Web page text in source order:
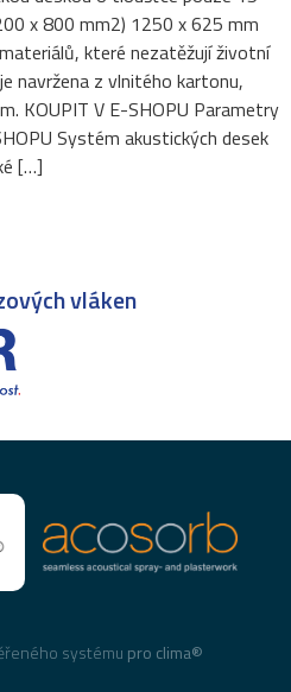
x 800 mm2) 1250 x 625 mm
které nezatěžují životní
navržena z vlnitého kartonu,
KOUPIT V E-SHOPU Parametry
Systém akustických desek
[…]
vláken
systému pro clima®